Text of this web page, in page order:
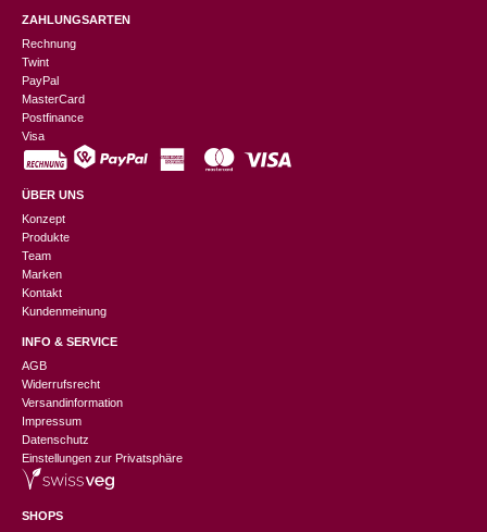
ZAHLUNGSARTEN
Rechnung
Twint
PayPal
MasterCard
Postfinance
Visa
ÜBER UNS
Konzept
Produkte
Team
Marken
Kontakt
Kundenmeinung
INFO & SERVICE
AGB
Widerrufsrecht
Versandinformation
Impressum
Datenschutz
Einstellungen zur Privatsphäre
SHOPS